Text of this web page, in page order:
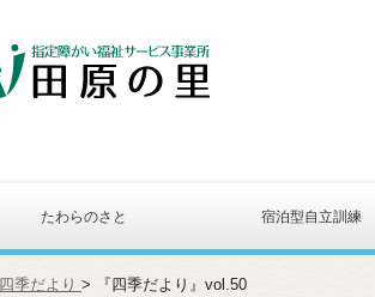
たわらのさと 宿泊型自立訓練
四季だより > 『四季だより』vol.50